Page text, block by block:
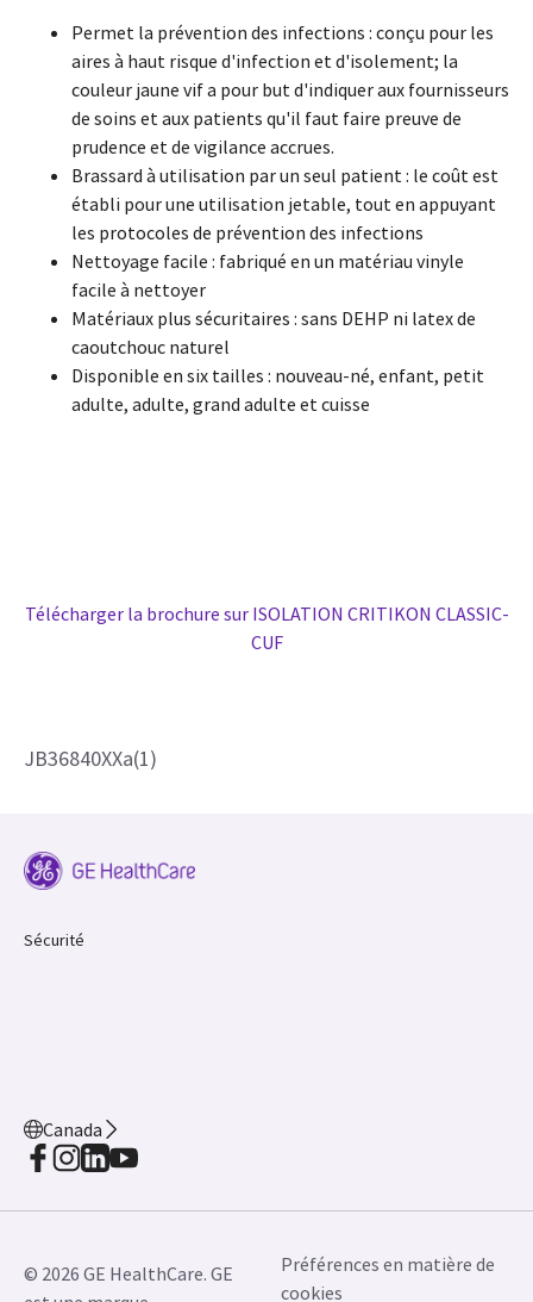
Permet la prévention des infections : conçu pour les
aires à haut risque d'infection et d'isolement; la
couleur jaune vif a pour but d'indiquer aux fournisseurs
de soins et aux patients qu'il faut faire preuve de
prudence et de vigilance accrues.
Brassard à utilisation par un seul patient : le coût est
établi pour une utilisation jetable, tout en appuyant
les protocoles de prévention des infections
Nettoyage facile : fabriqué en un matériau vinyle
facile à nettoyer
Matériaux plus sécuritaires : sans DEHP ni latex de
caoutchouc naturel
Disponible en six tailles : nouveau-né, enfant, petit
adulte, adulte, grand adulte et cuisse
Télécharger la brochure sur ISOLATION CRITIKON CLASSIC-
CUF
JB36840XXa(1)
Sécurité
Canada
© 2026 GE HealthCare. GE
Préférences en matière de
cookies